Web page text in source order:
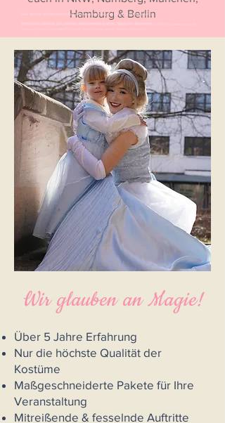
Hamburg & Berlin
Elsa buchen Kindergeburtstag, Kindergeburtstag Nürnberg, Kinderanimation
Wir glauben an Magie!
Über 5 Jahre Erfahrung
Nur die höchste Qualität der
Kostüme
Maßgeschneiderte Pakete für Ihre
Veranstaltung
Mitreißende & fesselnde Auftritte